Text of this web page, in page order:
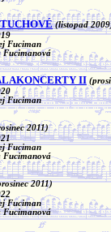
(listopad
Fuciman
Fucimanová
II
Fuciman
2011)
Fuciman
Fucimanová
2011)
Fuciman
Fucimanová